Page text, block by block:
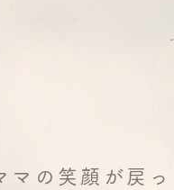
マの笑顔が戻